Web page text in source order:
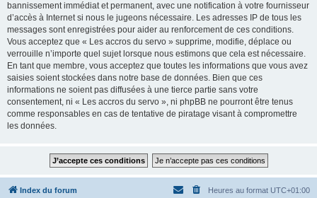
bannissement immédiat et permanent, avec une notification à votre fournisseur
d’accès à Internet si nous le jugeons nécessaire. Les adresses IP de tous les
messages sont enregistrées pour aider au renforcement de ces conditions.
Vous acceptez que « Les accros du servo » supprime, modifie, déplace ou
verrouille n’importe quel sujet lorsque nous estimons que cela est nécessaire.
En tant que membre, vous acceptez que toutes les informations que vous avez
saisies soient stockées dans notre base de données. Bien que ces
informations ne soient pas diffusées à une tierce partie sans votre
consentement, ni « Les accros du servo », ni phpBB ne pourront être tenus
comme responsables en cas de tentative de piratage visant à compromettre
les données.
Index du forum Heures au format UTC+01:00